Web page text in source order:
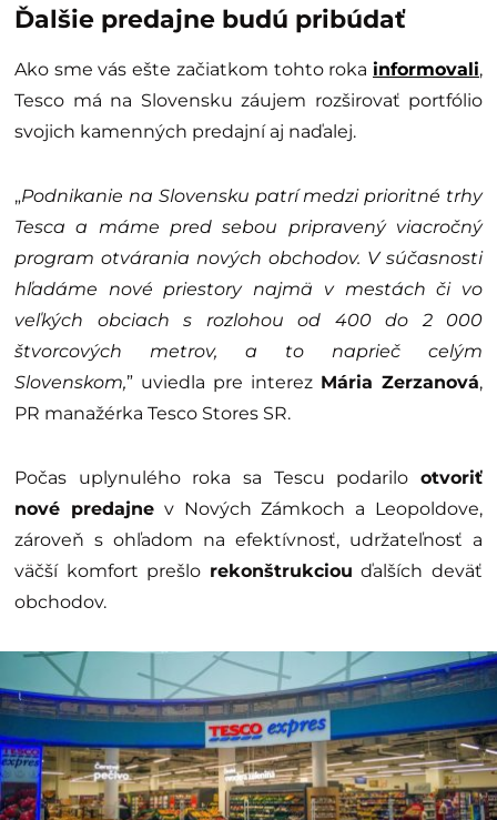
Ďalšie predajne budú pribúdať
Ako sme vás ešte začiatkom tohto roka informovali,
Tesco má na Slovensku záujem rozširovať portfólio
svojich kamenných predajní aj naďalej.
„Podnikanie na Slovensku patrí medzi prioritné trhy
Tesca a máme pred sebou pripravený viacročný
program otvárania nových obchodov. V súčasnosti
hľadáme nové priestory najmä v mestách či vo
veľkých obciach s rozlohou od 400 do 2 000
štvorcových metrov, a to naprieč celým
Slovenskom,” uviedla pre interez Mária Zerzanová,
PR manažérka Tesco Stores SR.
Počas uplynulého roka sa Tescu podarilo otvoriť
nové predajnev Nových Zámkoch a Leopoldove,
zároveň s ohľadom na efektívnosť, udržateľnosť a
väčší komfort prešlo rekonštrukciou ďalších deväť
obchodov.